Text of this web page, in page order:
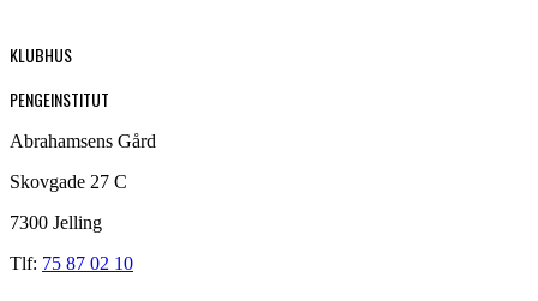
KLUBHUS
PENGEINSTITUT
Abrahamsens Gård
Skovgade 27 C
7300 Jelling
Tlf: 75 87 02 10